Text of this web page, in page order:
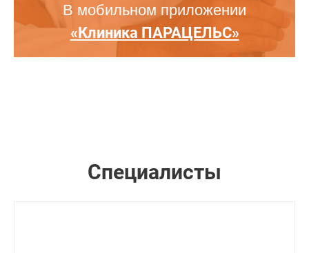
В мобильном приложении
«Клиника ПАРАЦЕЛЬС»
Специалисты